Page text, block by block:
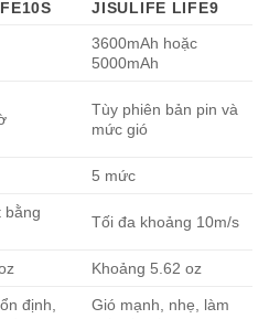
JISULIFE LIFE9
3600mAh hoặc
5000mAh
Tùy phiên bản pin và
mức gió
5 mức
bằng
Tối đa khoảng 10m/s
Khoảng 5.62 oz
định,
Gió mạnh, nhẹ, làm